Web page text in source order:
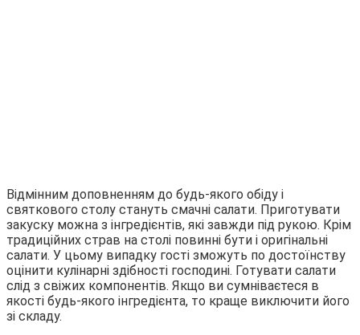
Відмінним доповненням до будь-якого обіду і
святкового столу стануть смачні салати. Приготувати
закуску можна з інгредієнтів, які завжди під рукою. Крім
традиційних страв на столі повинні бути і оригінальні
салати. У цьому випадку гості зможуть по достоїнству
оцінити кулінарні здібності господині. Готувати салати
слід з свіжих компонентів. Якщо ви сумніваєтеся в
якості будь-якого інгредієнта, то краще виключити його
зі складу.